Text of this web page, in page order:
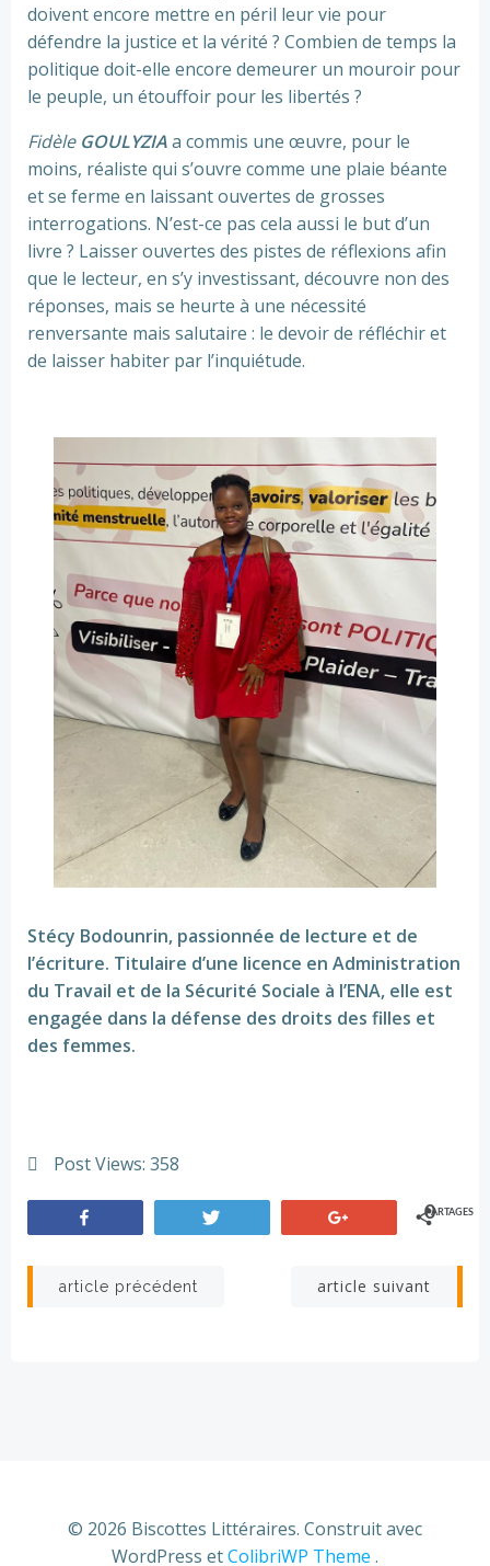
doivent encore mettre en péril leur vie pour
défendre la justice et la vérité ? Combien de temps la
politique doit-elle encore demeurer un mouroir pour
le peuple, un étouffoir pour les libertés ?
Fidèle GOULYZIAa commis une œuvre, pour le
moins, réaliste qui s’ouvre comme une plaie béante
et se ferme en laissant ouvertes de grosses
interrogations. N’est-ce pas cela aussi le but d’un
livre ? Laisser ouvertes des pistes de réflexions afin
que le lecteur, en s’y investissant, découvre non des
réponses, mais se heurte à une nécessité
renversante mais salutaire : le devoir de réfléchir et
de laisser habiter par l’inquiétude.
‎Stécy Bodounrin, passionnée de lecture et de
l’écriture. Titulaire d’une licence en Administration
du Travail et de la Sécurité Sociale à l’ENA, elle est
engagée dans la défense des droits des filles et
des femmes.
Post Views: 358
PARTAGES
0
Navigation
article précédent
Navigation
article suivant
© 2026 Biscottes Littéraires. Construit avec
WordPress etColibriWP Theme .